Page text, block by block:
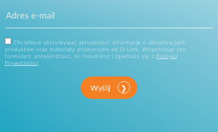
Chciałbym otrzymywać aktualności, informacje o aktualizacjach
produktów oraz materiały promocyjne od D-Link. Wypełniając ten
formularz, potwierdzasz, że rozumiesz i zgadzasz się z
Polityką
Prywatności.
Wyślij